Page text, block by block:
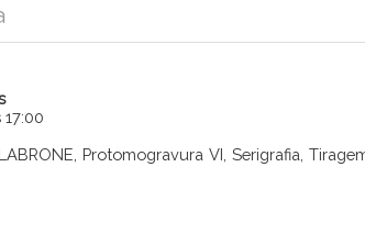
Protomogravura VI, Serigrafia,